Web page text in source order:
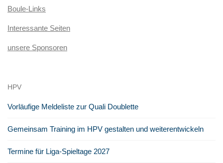
Boule-Links
Interessante Seiten
unsere Sponsoren
HPV
Vorläufige Meldeliste zur Quali Doublette
Gemeinsam Training im HPV gestalten und weiterentwickeln
Termine für Liga-Spieltage 2027